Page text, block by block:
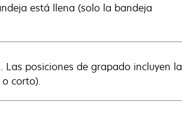
está llena (solo la bandeja
posiciones de grapado incluyen la
corto).